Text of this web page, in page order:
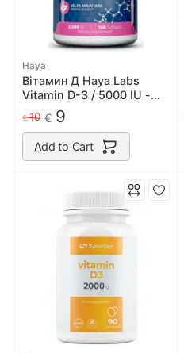
Haya
Вітамин Д Haya Labs
Vitamin D-3 / 5000 IU -
100 софт гель
€10 € 9
Add to Cart